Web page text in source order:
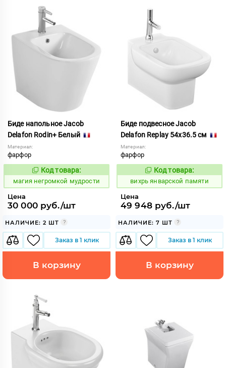
Биде напольное Jacob
Delafon Rodin+ Белый
Материал:
фарфор
Код:
921305
Код товара:
магия негромкой мудрости
Цена
30 000 руб./шт
НАЛИЧИЕ: 2 ШТ
Заказ в 1 клик
В корзину
Биде подвесное Jacob
Delafon Replay 54х36.5 см
Материал:
фарфор
Код:
171568
Код товара:
вихрь январской памяти
Цена
49 948 руб./шт
НАЛИЧИЕ: 7 ШТ
Заказ в 1 клик
В корзину